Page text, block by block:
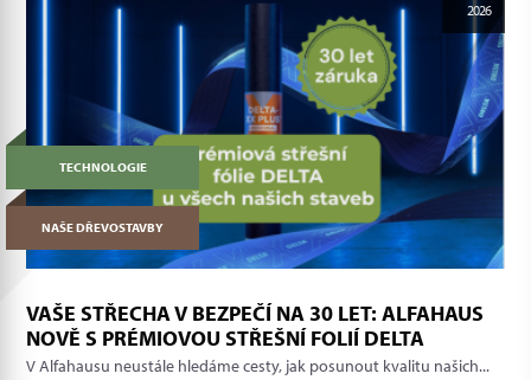
2026
TECHNOLOGIE
NAŠE DŘEVOSTAVBY
VAŠE STŘECHA V BEZPEČÍ NA 30 LET: ALFAHAUS
NOVĚ S PRÉMIOVOU STŘEŠNÍ FOLIÍ DELTA
V Alfahausu neustále hledáme cesty, jak posunout kvalitu našich...